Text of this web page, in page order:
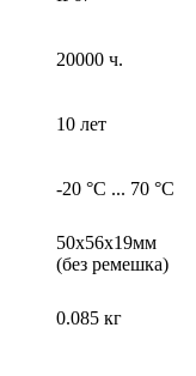
20000 ч.
10 лет
-20 °C ... 70 °C
50х56х19мм
(без ремешка)
0.085 кг